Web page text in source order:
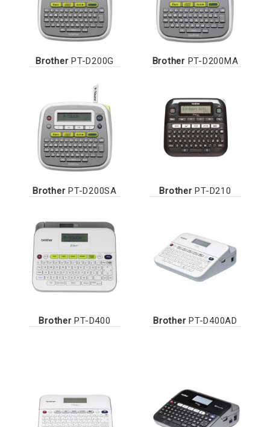
BrotherPT-D200G BrotherPT-D200MA
BrotherPT-D200SA BrotherPT-D210
BrotherPT-D400 BrotherPT-D400AD